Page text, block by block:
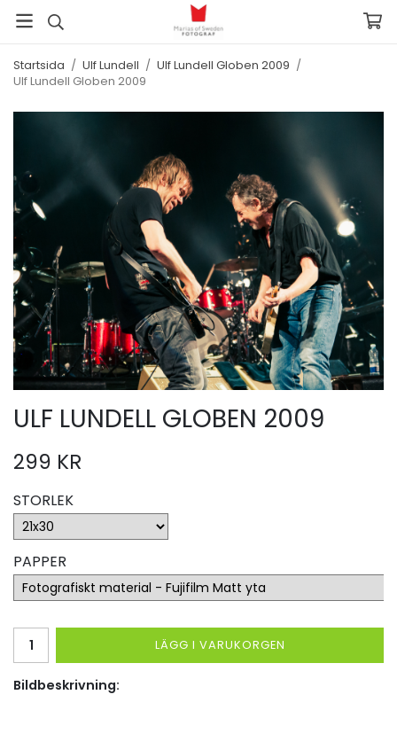
Startsida / Ulf Lundell / Ulf Lundell Globen 2009 /
Ulf Lundell Globen 2009
ULF LUNDELL GLOBEN 2009
299 KR
STORLEK
PAPPER
LÄGG I VARUKORGEN
Bildbeskrivning: